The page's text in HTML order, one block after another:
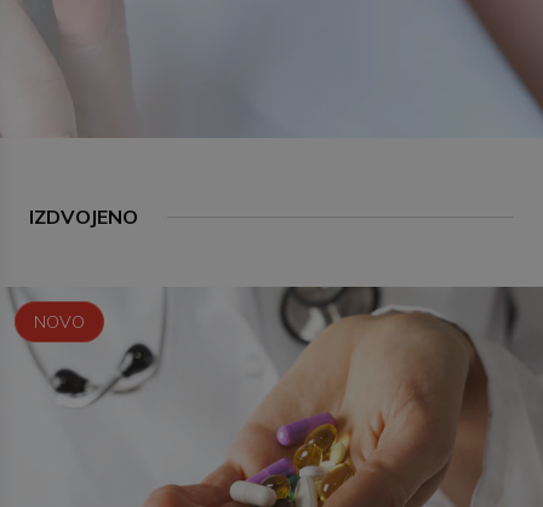
IZDVOJENO
NOVO